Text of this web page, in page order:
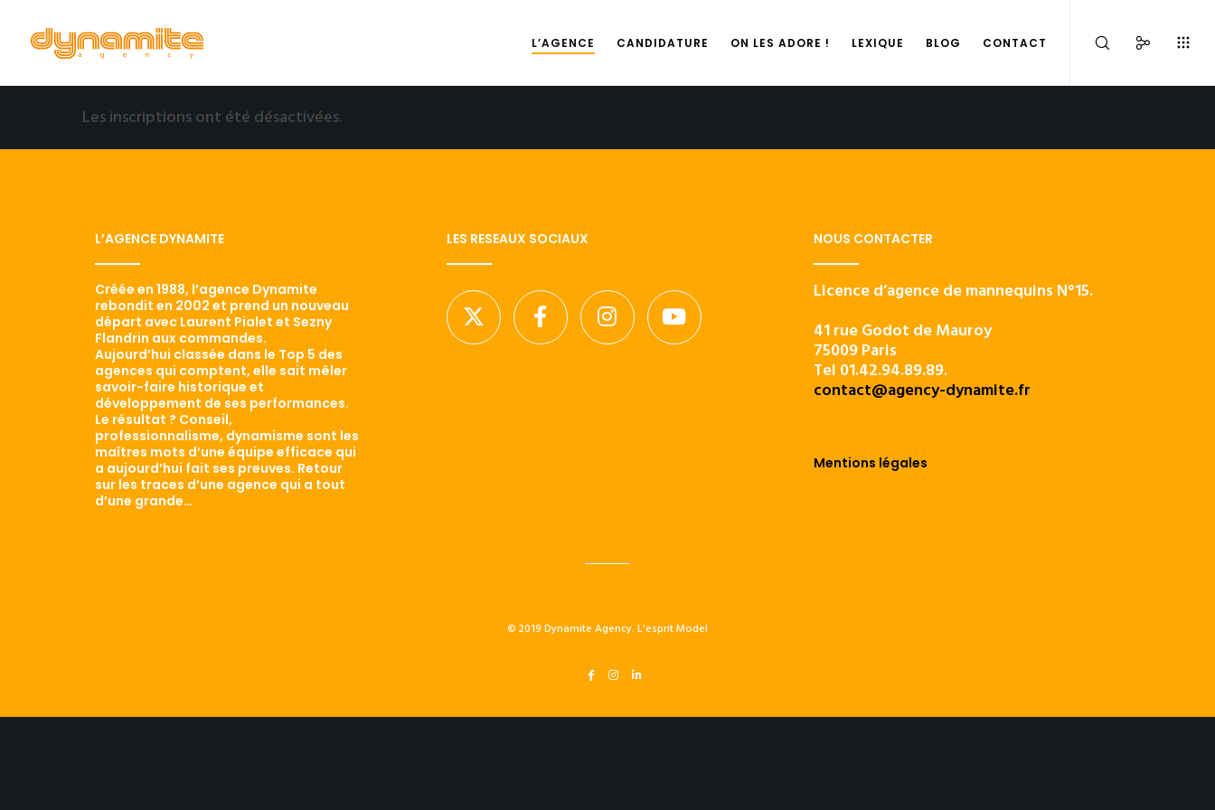
L’AGENCE CANDIDATURE ON LES ADORE ! LEXIQUE BLOG CONTACT
Les inscriptions ont été désactivées.
L’AGENCE DYNAMITE
Créée en 1988, l’agence Dynamite
rebondit en 2002 et prend un nouveau
départ avec Laurent Pialet et Sezny
Flandrin aux commandes.
Aujourd’hui classée dans le Top 5 des
agences qui comptent, elle sait mêler
savoir-faire historique et
développement de ses performances.
Le résultat ? Conseil,
professionnalisme, dynamisme sont les
maîtres mots d’une équipe efficace qui
a aujourd’hui fait ses preuves. Retour
sur les traces d’une agence qui a tout
d’une grande…
LES RESEAUX SOCIAUX NOUS CONTACTER
Licence d’agence de mannequins N°15.
41 rue Godot de Mauroy
75009 Paris
Tel 01.42.94.89.89.
contact@agency-dynamite.fr
Mentions légales
© 2019 Dynamite Agency. L'esprit Model